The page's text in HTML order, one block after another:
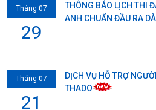
Tháng 07
29
THÔNG BÁO LỊCH THI
ANH CHUẨN ĐẦU RA
Tháng 07
21
DỊCH VỤ HỖ TRỢ
THADO